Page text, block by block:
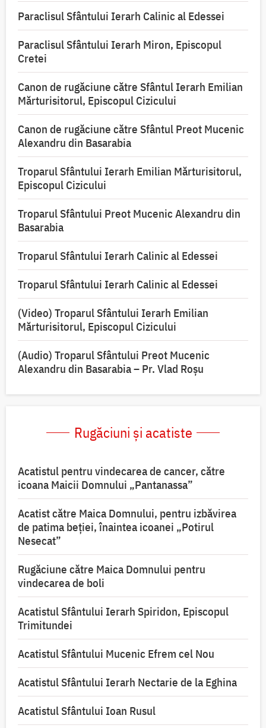
Paraclisul Sfântului Ierarh Calinic al Edessei
Paraclisul Sfântului Ierarh Miron, Episcopul
Cretei
Canon de rugăciune către Sfântul Ierarh Emilian
Mărturisitorul, Episcopul Cizicului
Canon de rugăciune către Sfântul Preot Mucenic
Alexandru din Basarabia
Troparul Sfântului Ierarh Emilian Mărturisitorul,
Episcopul Cizicului
Troparul Sfântului Preot Mucenic Alexandru din
Basarabia
Troparul Sfântului Ierarh Calinic al Edessei
Troparul Sfântului Ierarh Calinic al Edessei
(Video) Troparul Sfântului Ierarh Emilian
Mărturisitorul, Episcopul Cizicului
(Audio) Troparul Sfântului Preot Mucenic
Alexandru din Basarabia – Pr. Vlad Roșu
Rugăciuni și acatiste
Acatistul pentru vindecarea de cancer, către
icoana Maicii Domnului „Pantanassa”
Acatist către Maica Domnului, pentru izbăvirea
de patima beției, înaintea icoanei „Potirul
Nesecat”
Rugăciune către Maica Domnului pentru
vindecarea de boli
Acatistul Sfântului Ierarh Spiridon, Episcopul
Trimitundei
Acatistul Sfântului Mucenic Efrem cel Nou
Acatistul Sfântului Ierarh Nectarie de la Eghina
Acatistul Sfântului Ioan Rusul